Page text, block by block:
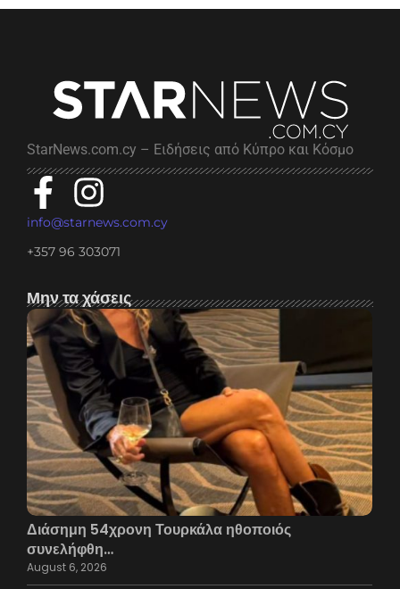
StarNews.com.cy – Ειδήσεις από Κύπρο και Κόσμο
info@starnews.com.cy
+357 96 303071
Μην τα χάσεις
Διάσημη 54χρονη Τουρκάλα ηθοποιός
συνελήφθη…
August 6, 2026